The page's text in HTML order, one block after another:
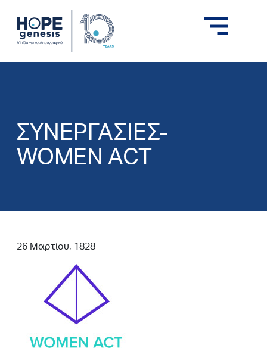
ΣΥΝΕΡΓΑΣΙΕΣ-
WOMEN ACT
26 Μαρτίου, 1828